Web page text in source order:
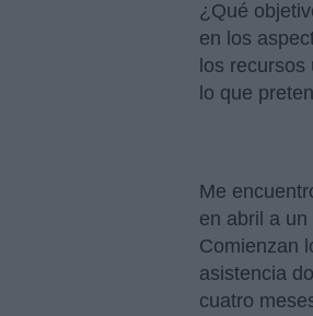
¿Qué
en los
los
lo que
Me
en abril a
Comienzan
asistencia
cuatro